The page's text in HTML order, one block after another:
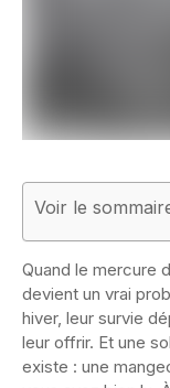
Voir le
Quand le mercure
devient un vrai
hiver, leur survie
leur offrir. Et une
existe : une